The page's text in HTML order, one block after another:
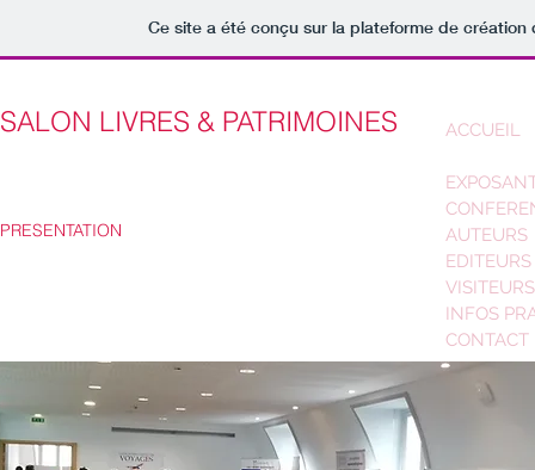
Ce site a été conçu sur la plateforme de
SALON LIVRES & PATRIMOINES
PRESENTATION
ACCUEIL
AUTEURS
EDITEURS
VISITEURS
INFOS
CONTACT